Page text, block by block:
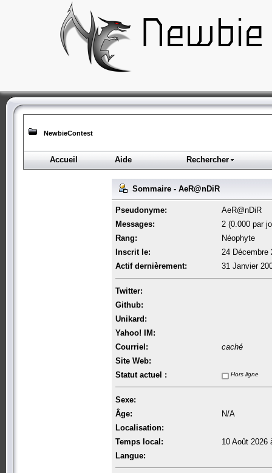
NewbieContest
Accueil Aide Rechercher
Sommaire - AeR@nDiR
Pseudonyme:
AeR@nDiR
Messages:
2 (0.000 par
Rang:
Néophyte
Inscrit le:
24 Décembre
Actif dernièrement:
31 Janvier
Twitter:
Github:
Unikard:
Yahoo! IM:
Courriel:
caché
Site Web:
Statut actuel :
Hors ligne
Sexe:
Âge:
N/A
Localisation:
Temps local:
10 Août 2026
Langue: